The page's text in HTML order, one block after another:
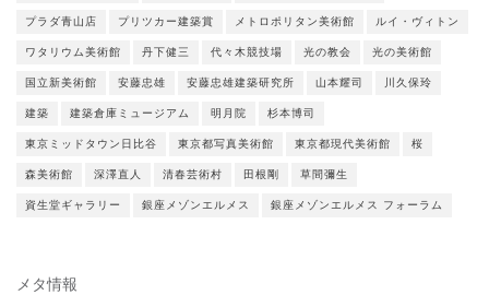
プラダ青山店 プリツカー建築賞 メトロポリタン美術館 ルイ・ヴィトン
ワタリウム美術館 丹下健三 代々木競技場 光の教会 光の美術館
国立新美術館 安藤忠雄 安藤忠雄建築研究所 山本耀司 川久保玲
建築 建築倉庫ミュージアム 明月院 杉本博司
東京ミッドタウン日比谷 東京都写真美術館 東京都現代美術館 桜
森美術館 深澤直人 清春芸術村 田根剛 草間彌生
資生堂ギャラリー 銀座メゾンエルメス 銀座メゾンエルメス フォーラム
メタ情報